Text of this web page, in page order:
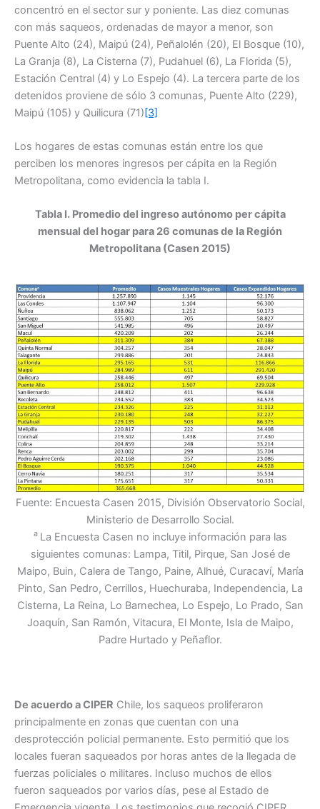
concentró en el sector sur y poniente. Las diez comunas
con más saqueos, ordenadas de mayor a menor, son
Puente Alto (24), Maipú (24), Peñalolén (20), El Bosque (10),
La Granja (8), La Cisterna (7), Pudahuel (6), La Florida (5),
Estación Central (4) y Lo Espejo (4). La tercera parte de los
detenidos proviene de sólo 3 comunas, Puente Alto (229),
Maipú (105) y Quilicura (71) [3]
Los hogares de estas comunas están entre los que
perciben los menores ingresos per cápita en la Región
Metropolitana, como evidencia la tabla I.
Tabla I. Promedio del ingreso autónomo per cápita
mensual del hogar para 26 comunas de la Región
Metropolitana (Casen 2015)
Fuente: Encuesta Casen 2015, División Observatorio Social,
Ministerio de Desarrollo Social.
a La Encuesta Casen no incluye información para las
siguientes comunas: Lampa, Titil, Pirque, San José de
Maipo, Buin, Calera de Tango, Paine, Alhué, Curacaví, María
Pinto, San Pedro, Cerrillos, Huechuraba, Independencia, La
Cisterna, La Reina, Lo Barnechea, Lo Espejo, Lo Prado, San
Joaquín, San Ramón, Vitacura, El Monte, Isla de Maipo,
Padre Hurtado y Peñaflor.
De acuerdo a CIPER Chile, los saqueos proliferaron
principalmente en zonas que cuentan con una
desprotección policial permanente. Esto permitió que los
locales fueran saqueados por horas antes de la llegada de
fuerzas policiales o militares. Incluso muchos de ellos
fueron saqueados por varios días, pese al Estado de